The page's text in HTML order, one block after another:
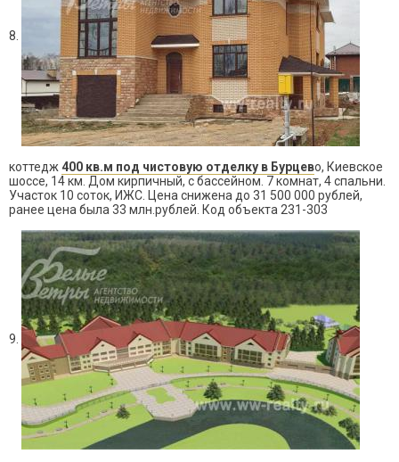
8.
коттедж 400 кв.м под чистовую отделку в Бурцево, Киевское
шоссе, 14 км. Дом кирпичный, с бассейном. 7 комнат, 4 спальни.
Участок 10 соток, ИЖС. Цена снижена до 31 500 000 рублей,
ранее цена была 33 млн.рублей. Код объекта 231-303
9.